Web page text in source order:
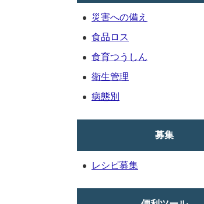
災害への備え
食品ロス
食育つうしん
衛生管理
病態別
募集
レシピ募集